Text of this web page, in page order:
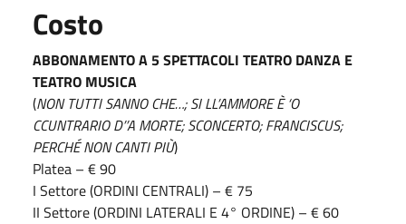
Costo
ABBONAMENTO A 5 SPETTACOLI TEATRO DANZA E
TEATRO MUSICA
(NON TUTTI SANNO CHE…; SI LL’AMMORE È ‘O
CCUNTRARIO D’’A MORTE; SCONCERTO; FRANCISCUS;
PERCHÉ NON CANTI PIÙ)
Platea – € 90
I Settore (ORDINI CENTRALI) – € 75
II Settore (ORDINI LATERALI E 4° ORDINE) – € 60